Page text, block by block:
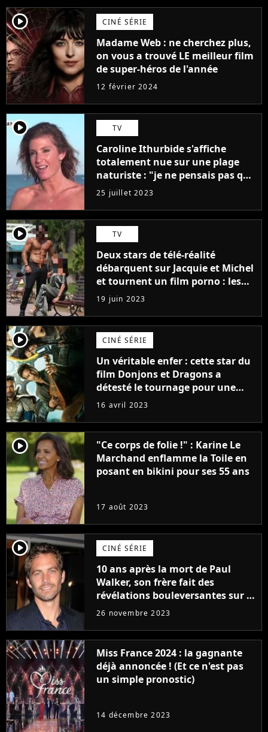
player2 CINÉ SÉRIE
Madame Web : ne cherchez plus,
on vous a trouvé LE meilleur film
de super-héros de l'année
12 février 2024
player2 TV
Caroline Ithurbide s'affiche
totalement nue sur une plage
naturiste : "je ne pensais pas que
j'arriverais à le faire..."
25 juillet 2023
player2 TV
Deux stars de télé-réalité
débarquent sur Jacquie et Michel
et tournent un film porno : les
premières images du tournage
(exclu)
19 juin 2023
player2 CINÉ SÉRIE
Un véritable enfer : cette star du
film Donjons et Dragons a
détesté le tournage pour une
raison très spéciale
16 avril 2023
player2
"Ce corps de folie !" : Karine Le
Marchand enflamme la Toile en
posant en bikini pour ses 55 ans
17 août 2023
player2 CINÉ SÉRIE
10 ans après la mort de Paul
Walker, son frère fait des
révélations bouleversantes sur la
réaction des acteurs de Fast and
26 novembre 2023
Miss France 2024 : la gagnante
déjà annoncée ! (Et ce n'est pas
un simple pronostic)
14 décembre 2023